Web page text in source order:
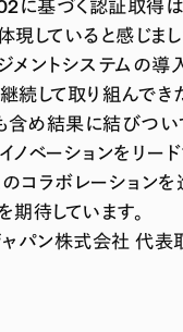
に基づく認証取得は
現していると感じま
メントシステムの
続して取り組んでき
含め結果に結びつい
ノベーションをリード
コラボレーション
期待しています。
パン株式会社 代